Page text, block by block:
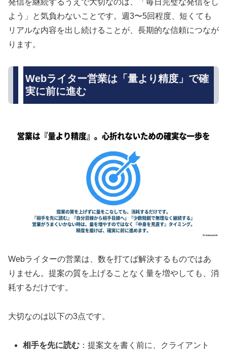
よう」と気負わないことです。週3〜5回程度、短くても
リアルな内容を出し続けることが、長期的な信頼につなが
ります。
Webライター営業は「量より精度」で確
実に前に進む
Webライターの営業は、数を打てば解決するものではあ
りません。提案の質を上げることなく量を増やしても、消
耗するだけです。
大切なのは以下の3点です。
相手を先に読む ：提案文を書く前に、クライアント